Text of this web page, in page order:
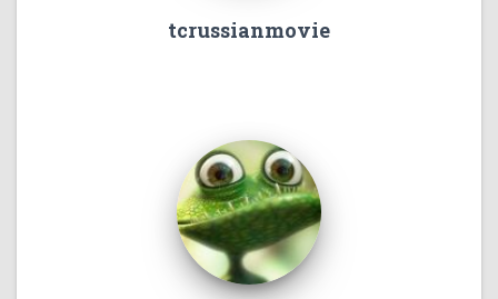
tcrussianmovie